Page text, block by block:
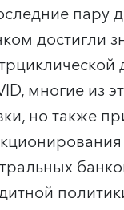
пару
достигли
многие из
но также